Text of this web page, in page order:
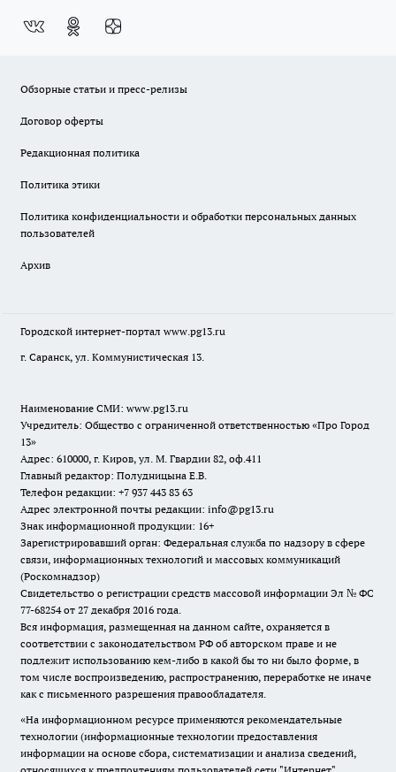
Обзорные статьи и пресс-релизы
Договор оферты
Редакционная политика
Политика этики
Политика конфиденциальности и обработки персональных данных
пользователей
Архив
Городской интернет-портал www.pg13.ru
г. Саранск, ул. Коммунистическая 13.
Наименование СМИ: www.pg13.ru
Учредитель: Общество с ограниченной ответственностью «Про Город
13»
Адрес: 610000, г. Киров, ул. М. Гвардии 82, оф.411
Главный редактор: Полудницына Е.В.
Телефон редакции: +7 937 443 83 63
Адрес электронной почты редакции: info@pg13.ru
Знак информационной продукции: 16+
Зарегистрировавший орган: Федеральная служба по надзору в сфере
связи, информационных технологий и массовых коммуникаций
(Роскомнадзор)
Свидетельство о регистрации средств массовой информации Эл № ФС
77-68254 от 27 декабря 2016 года.
Вся информация, размещенная на данном сайте, охраняется в
соответствии с законодательством РФ об авторском праве и не
подлежит использованию кем-либо в какой бы то ни было форме, в
том числе воспроизведению, распространению, переработке не иначе
как с письменного разрешения правообладателя.
«На информационном ресурсе применяются рекомендательные
технологии (информационные технологии предоставления
информации на основе сбора, систематизации и анализа сведений,